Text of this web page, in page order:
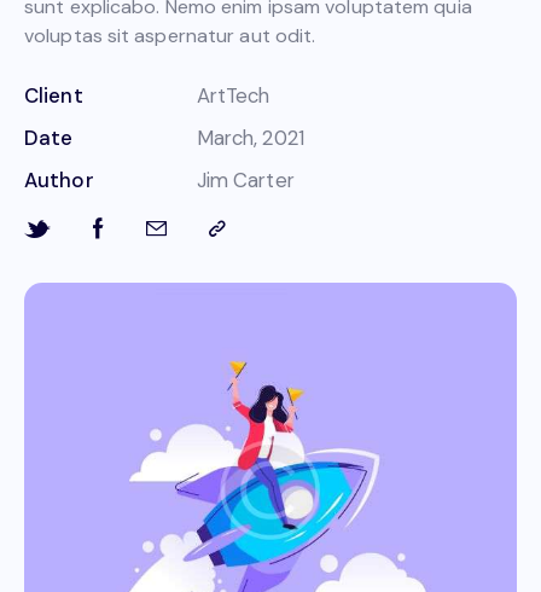
sunt explicabo. Nemo enim ipsam voluptatem quia
voluptas sit aspernatur aut odit.
Client
ArtTech
Date
March, 2021
Author
Jim Carter